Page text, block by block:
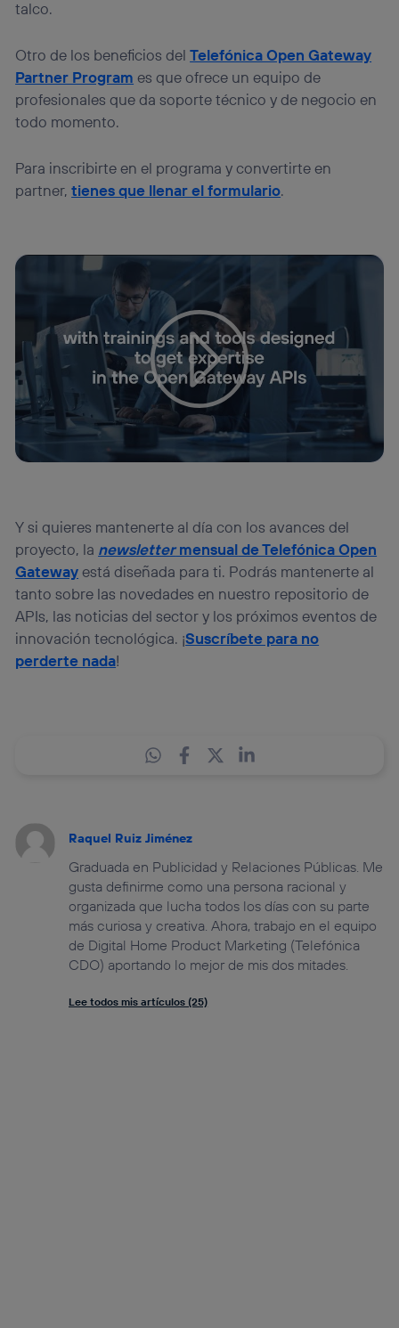
talco.
Otro de los beneficios delTelefónica Open Gateway
Partner Program es que ofrece un equipo de
profesionales que da soporte técnico y de negocio en
todo momento.
Para inscribirte en el programa y convertirte en
partner,tienes que llenar el formulario.
Tu configuración de cookies no permite la visualización de
este contenido
Configurar cookies
Y si quieres mantenerte al día con los avances del
proyecto, la newslettermensualde Telefónica Open
Gatewayestá diseñada para ti. Podrás mantenerte al
tanto sobre las novedades en nuestro repositorio de
APIs, las noticias del sector y los próximos eventos de
innovación tecnológica. ¡Suscríbete para no
perderte nada!
Raquel Ruiz Jiménez
Graduada en Publicidad y Relaciones Públicas. Me
gusta definirme como una persona racional y
organizada que lucha todos los días con su parte
más curiosa y creativa. Ahora, trabajo en el equipo
de Digital Home Product Marketing (Telefónica
CDO) aportando lo mejor de mis dos mitades.
Lee todos mis artículos (25)